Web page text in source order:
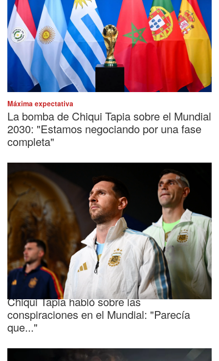
Máxima expectativa
La bomba de Chiqui Tapia sobre el Mundial
2030: "Estamos negociando por una fase
completa"
Selección Argentina
Chiqui Tapia habló sobre las
conspiraciones en el Mundial: "Parecía
que..."